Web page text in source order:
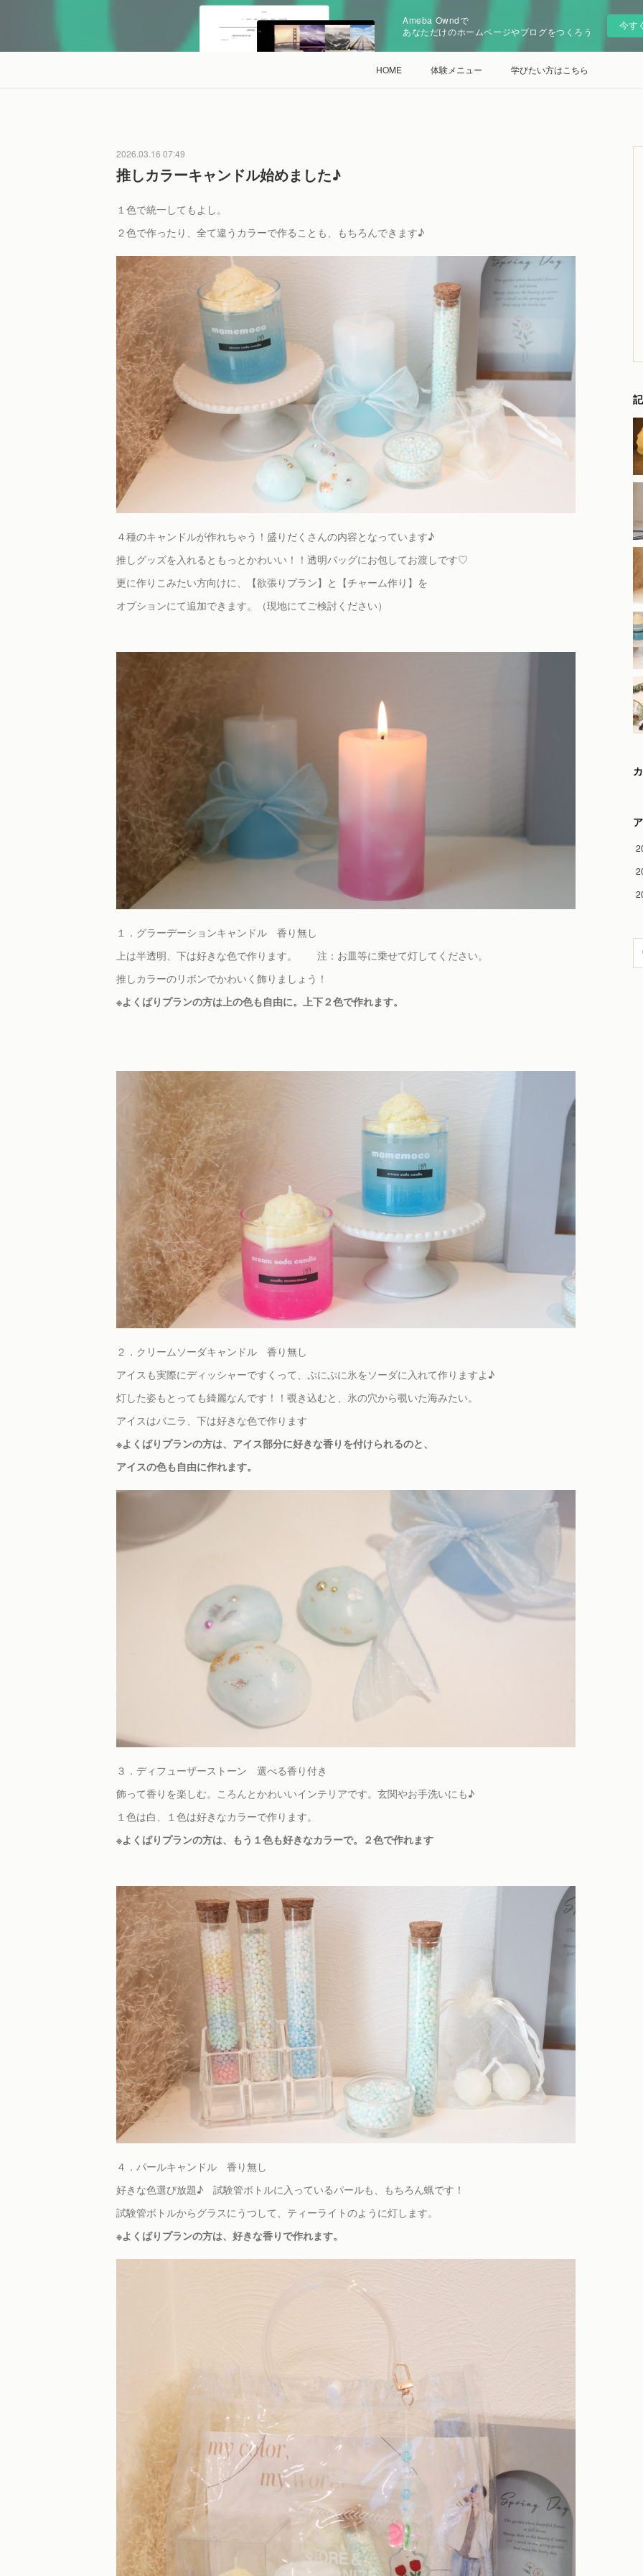
Ameba Owndで
あなただけのホームページやブログをつくろう
今す
HOME 体験メニュー 学びたい方はこちら
2026.03.16 07:49
推しカラーキャンドル始めました♪
１色で統一してもよし。
２色で作ったり、全て違うカラーで作ることも、もちろんできます♪
４種のキャンドルが作れちゃう！盛りだくさんの内容となっています♪
推しグッズを入れるともっとかわいい！！透明バッグにお包してお渡しです♡
更に作りこみたい方向けに、【欲張りプラン】と【チャーム作り】を
オプションにて追加できます。（現地にてご検討ください）
１．グラーデーションキャンドル 香り無し
上は半透明、下は好きな色で作ります。 注：お皿等に乗せて灯してください。
推しカラーのリボンでかわいく飾りましょう！
※よくばりプランの方は上の色も自由に。上下２色で作れます。
２．クリームソーダキャンドル 香り無し
アイスも実際にディッシャーですくって、ぷにぷに氷をソーダに入れて作りますよ♪
灯した姿もとっても綺麗なんです！！覗き込むと、氷の穴から覗いた海みたい。
アイスはバニラ、下は好きな色で作ります
※よくばりプランの方は、アイス部分に好きな香りを付けられるのと、
アイスの色も自由に作れます。
３．ディフューザーストーン 選べる香り付き
飾って香りを楽しむ。ころんとかわいいインテリアです。玄関やお手洗いにも♪
１色は白、１色は好きなカラーで作ります。
※よくばりプランの方は、もう１色も好きなカラーで。２色で作れます
４．パールキャンドル 香り無し
好きな色選び放題♪ 試験管ボトルに入っているパールも、もちろん蝋です！
試験管ボトルからグラスにうつして、ティーライトのように灯します。
※よくばりプランの方は、好きな香りで作れます。